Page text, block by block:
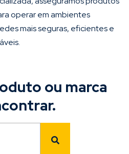
operar em ambientes
mais seguras, eficientes e
ou marca